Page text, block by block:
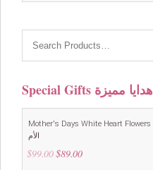
Special Gifts هدايا مميزة
Mother's Days White Heart Flowers باقة زهور القلب الأبيض لعيد
الأم
$99.00 Original
$89.00Current